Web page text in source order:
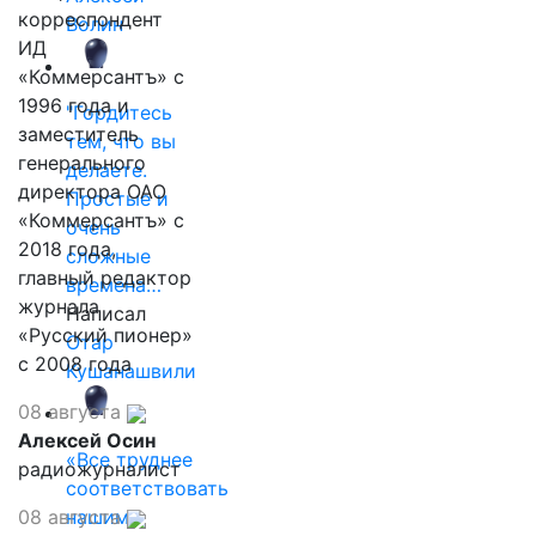
Волин
"Гордитесь
тем, что вы
делаете.
Простые и
очень
сложные
времена…
Написал
Отар
Кушанашвили
«Все труднее
соответствовать
нашим
корреспондент
ИД
«Коммерсантъ» с
1996 года и
заместитель
генерального
директора ОАО
«Коммерсантъ» с
2018 года,
главный редактор
журнала
«Русский пионер»
с 2008 года
08 августа
Алексей Осин
радиожурналист
08 августа